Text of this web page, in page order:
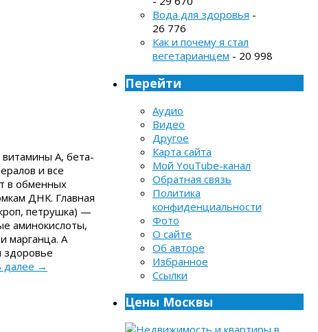
A, бета-
и все
в обменных
ДНК. Главная
петрушка) —
аминокислоты,
марганца. А
здоровье
далее →
Вода для здоровья -
26 776
Как и почему я стал
вегетарианцем - 20 998
Перейти
Аудио
Видео
Другое
Карта сайта
Мой YouTube-канал
Обратная связь
Политика
конфиденциальности
Фото
О сайте
Об авторе
Избранное
Ссылки
Цены Москвы